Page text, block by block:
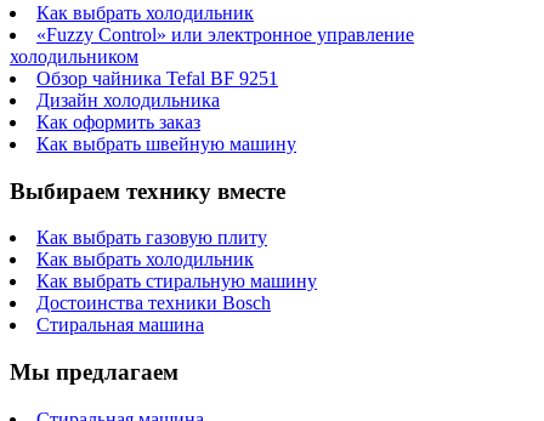
Как выбрать холодильник
«Fuzzy Control» или электронное управление
холодильником
Обзор чайника Tefal BF 9251
Дизайн холодильника
Как оформить заказ
Как выбрать швейную машину
Выбираем технику вместе
Как выбрать газовую плиту
Как выбрать холодильник
Как выбрать стиральную машину
Достоинства техники Bosch
Стиральная машина
Мы предлагаем